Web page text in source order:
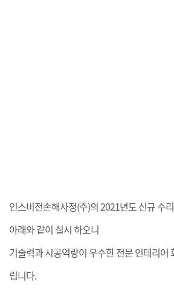
인스비전손해사정(주)의 2021년도 신규 수
아래와 같이 실시 하오니
기술력과 시공역량이 우수한 전문 인테리어
립니다.